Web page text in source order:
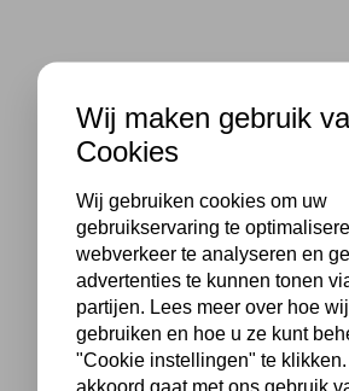
Wij maken gebruik
Cookies
Wij gebruiken cookies om uw
gebruikservaring te
webverkeer te analyseren en
advertenties te kunnen tonen
partijen. Lees meer over hoe
gebruiken en hoe u ze kunt
"Cookie instellingen" te klikken.
akkoord gaat met ons gebruik